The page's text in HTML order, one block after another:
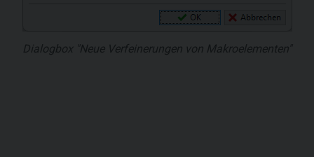
Dialogbox "Neue Verfeinerungen von Makroelementen"